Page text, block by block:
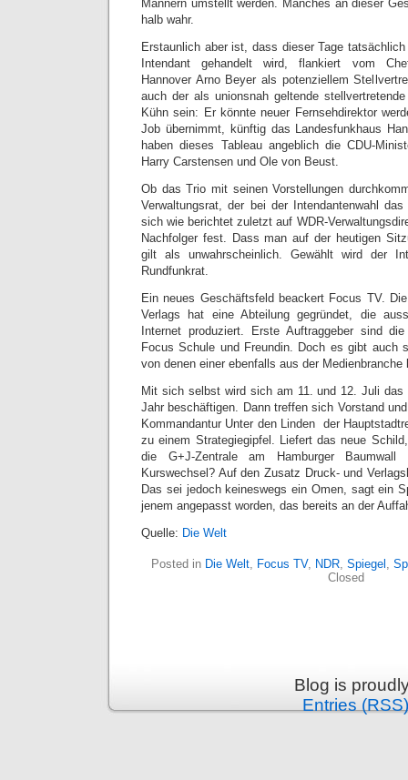
Männern umstellt werden. Manches an dieser
halb wahr.
Erstaunlich aber ist, dass dieser Tage
Intendant gehandelt wird, flankiert vom
Hannover Arno Beyer als potenziellem
auch der als unionsnah geltende
Kühn sein: Er könnte neuer Fernsehdirektor
Job übernimmt, künftig das Landesfunkhaus
haben dieses Tableau angeblich die CDU-
Harry Carstensen und Ole von Beust.
Ob das Trio mit seinen Vorstellungen
Verwaltungsrat, der bei der Intendantenwahl
sich wie berichtet zuletzt auf WDR-
Nachfolger fest. Dass man auf der heutigen
gilt als unwahrscheinlich. Gewählt wird der
Rundfunkrat.
Ein neues Geschäftsfeld beackert Focus TV.
Verlags hat eine Abteilung gegründet, die
Internet produziert. Erste Auftraggeber sind die
Focus Schule und Freundin. Doch es gibt
von denen einer ebenfalls aus der Medienbranche
Mit sich selbst wird sich am 11. und 12. Juli das
Jahr beschäftigen. Dann treffen sich Vorstand
Kommandantur Unter den Linden  der
zu einem Strategiegipfel. Liefert das neue
die G+J-Zentrale am Hamburger
Kurswechsel? Auf den Zusatz Druck- und
Das sei jedoch keineswegs ein Omen, sagt ein
jenem angepasst worden, das bereits an der
Quelle: Die Welt
Posted in Die Welt, Focus TV, NDR, Spiegel ,
Closed
Blog is
Entries (RSS)